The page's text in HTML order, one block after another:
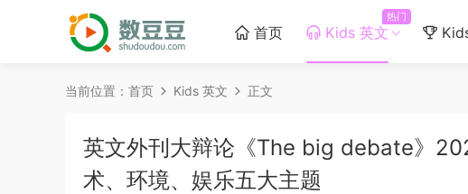
首页 Kids 英文
热门
当前位置： 首页 Kids 英文 正文
英文外刊大辩论《The big debate》
术、环境、娱乐五大主题